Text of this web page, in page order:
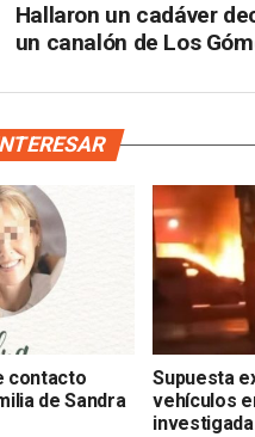
Hallaron un cadáver
un canalón de Los
contacto
de Sandra
Supuesta
vehículos